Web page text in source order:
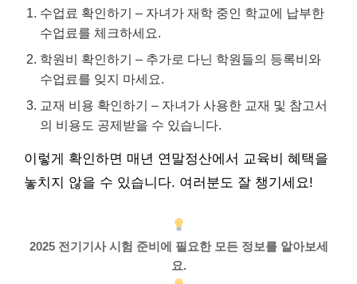
수업료 확인하기 – 자녀가 재학 중인 학교에 납부한
수업료를 체크하세요.
학원비 확인하기 – 추가로 다닌 학원들의 등록비와
수업료를 잊지 마세요.
교재 비용 확인하기 – 자녀가 사용한 교재 및 참고서
의 비용도 공제받을 수 있습니다.
이렇게 확인하면 매년 연말정산에서 교육비 혜택을
놓치지 않을 수 있습니다. 여러분도 잘 챙기세요!
2025 전기기사 시험 준비에 필요한 모든 정보를 알아보세
요.